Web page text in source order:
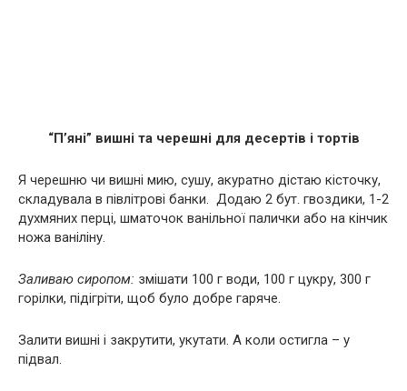
“П’яні” вишні та черешні для десертів і тортів
Я черешню чи вишні мию, сушу, акуратно дістаю кісточку,
складувала в півлітрові банки. Додаю 2 бут. гвоздики, 1-2
духмяних перці, шматочок ванільної палички або на кінчик
ножа ваніліну.
Заливаю сиропом: змішати 100 г води, 100 г цукру, 300 г
горілки, підігріти, щоб було добре гаряче.
Залити вишні і закрутити, укутати. А коли остигла – у
підвал.